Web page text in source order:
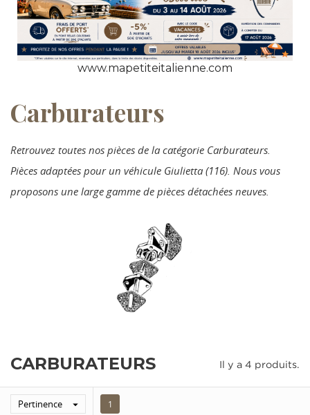
www.mapetiteitalienne.com
Carburateurs
Retrouvez toutes nos pièces de la catégorie Carburateurs.
Pièces adaptées pour un véhicule Giulietta (116). Nous vous
proposons une large gamme de pièces détachées neuves.
CARBURATEURS Il y a 4 produits.
Pertinence  1